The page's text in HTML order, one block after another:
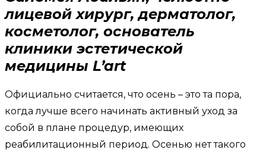
лицевой хирург, дерматолог,
косметолог, основатель
клиники эстетической
медицины L’art
Официально считается, что осень – это та пора,
когда лучше всего начинать активный уход за
собой в плане процедур, имеющих
реабилитационный период. Осенью нет такого